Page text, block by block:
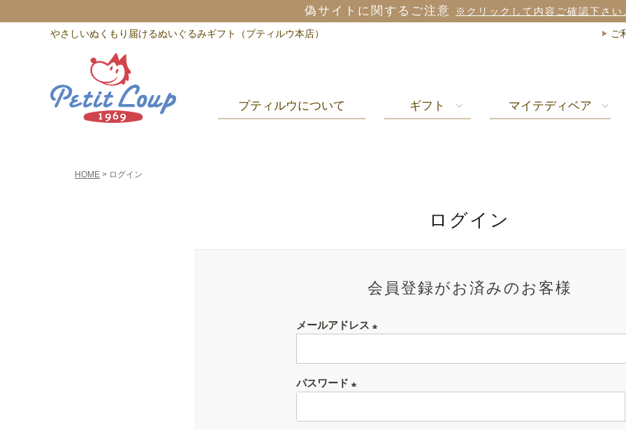
偽サイトに関するご注意 ※クリックして内容ご確認下さい
やさしいぬくもり届けるぬいぐるみギフト（プティルウ本店） ご
プティルウについて ギフト マイテディベア
HOME ログイン
ログイン
会員登録がお済みのお客様
メールアドレス
須)
パスワード
須)